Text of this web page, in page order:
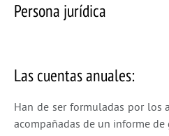
Persona jurídica
Las cuentas anuales:
Han de ser formuladas por los
acompañadas de un informe